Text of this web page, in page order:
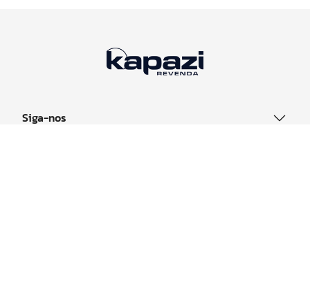
Siga-nos